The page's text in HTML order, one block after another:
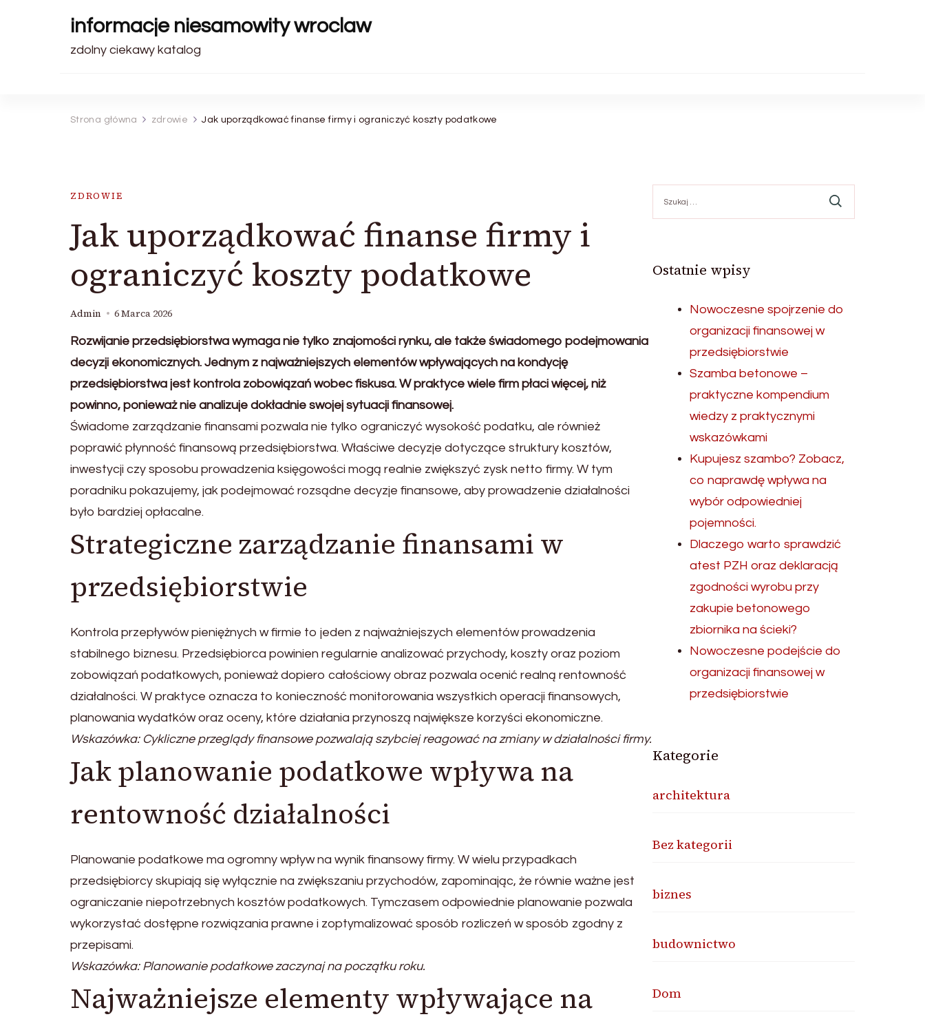
informacje niesamowity wroclaw
zdolny ciekawy katalog
Strona główna zdrowie Jak uporządkować finanse firmy i ograniczyć koszty podatkowe
ZDROWIE
Jak uporządkować finanse firmy i
ograniczyć koszty podatkowe
Admin 6 Marca 2026
Rozwijanie przedsiębiorstwa wymaga nie tylko znajomości rynku, ale także świadomego podejmowania
decyzji ekonomicznych. Jednym z najważniejszych elementów wpływających na kondycję
przedsiębiorstwa jest kontrola zobowiązań wobec fiskusa. W praktyce wiele firm płaci więcej, niż
powinno, ponieważ nie analizuje dokładnie swojej sytuacji finansowej.
Świadome zarządzanie finansami pozwala nie tylko ograniczyć wysokość podatku, ale również
poprawić płynność finansową przedsiębiorstwa. Właściwe decyzje dotyczące struktury kosztów,
inwestycji czy sposobu prowadzenia księgowości mogą realnie zwiększyć zysk netto firmy. W tym
poradniku pokazujemy, jak podejmować rozsądne decyzje finansowe, aby prowadzenie działalności
było bardziej opłacalne.
Strategiczne zarządzanie finansami w
przedsiębiorstwie
Kontrola przepływów pieniężnych w firmie to jeden z najważniejszych elementów prowadzenia
stabilnego biznesu. Przedsiębiorca powinien regularnie analizować przychody, koszty oraz poziom
zobowiązań podatkowych, ponieważ dopiero całościowy obraz pozwala ocenić realną rentowność
działalności. W praktyce oznacza to konieczność monitorowania wszystkich operacji finansowych,
planowania wydatków oraz oceny, które działania przynoszą największe korzyści ekonomiczne.
Wskazówka: Cykliczne przeglądy finansowe pozwalają szybciej reagować na zmiany w działalności firmy.
Jak planowanie podatkowe wpływa na
rentowność działalności
Planowanie podatkowe ma ogromny wpływ na wynik finansowy firmy. W wielu przypadkach
przedsiębiorcy skupiają się wyłącznie na zwiększaniu przychodów, zapominając, że równie ważne jest
ograniczanie niepotrzebnych kosztów podatkowych. Tymczasem odpowiednie planowanie pozwala
wykorzystać dostępne rozwiązania prawne i zoptymalizować sposób rozliczeń w sposób zgodny z
przepisami.
Wskazówka: Planowanie podatkowe zaczynaj na początku roku.
Najważniejsze elementy wpływające na
Ostatnie wpisy
Nowoczesne spojrzenie do
organizacji finansowej w
przedsiębiorstwie
Szamba betonowe –
praktyczne kompendium
wiedzy z praktycznymi
wskazówkami
Kupujesz szambo? Zobacz,
co naprawdę wpływa na
wybór odpowiedniej
pojemności.
Dlaczego warto sprawdzić
atest PZH oraz deklaracją
zgodności wyrobu przy
zakupie betonowego
zbiornika na ścieki?
Nowoczesne podejście do
organizacji finansowej w
przedsiębiorstwie
Kategorie
architektura
Bez kategorii
biznes
budownictwo
Dom